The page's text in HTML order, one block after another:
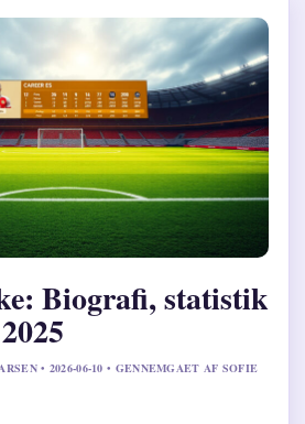
Biografi, statistik
• 2026-06-10 • GENNEMGAET AF SOFIE